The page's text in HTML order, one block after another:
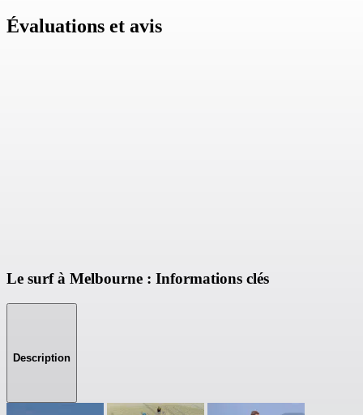
Évaluations et avis
Le surf à Melbourne : Informations clés
Description